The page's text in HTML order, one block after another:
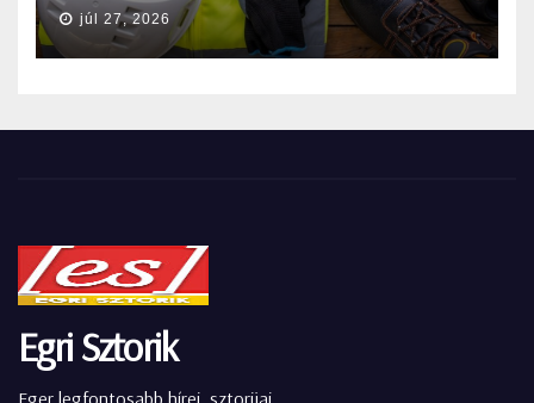
júl 27, 2026
Egri Sztorik
Eger legfontosabb hírei, sztorijai